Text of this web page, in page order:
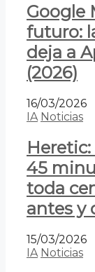
Google
futuro:
deja a
(2026)
16/03/2026
IA Noticias
45
toda
antes y
15/03/2026
IA Noticias